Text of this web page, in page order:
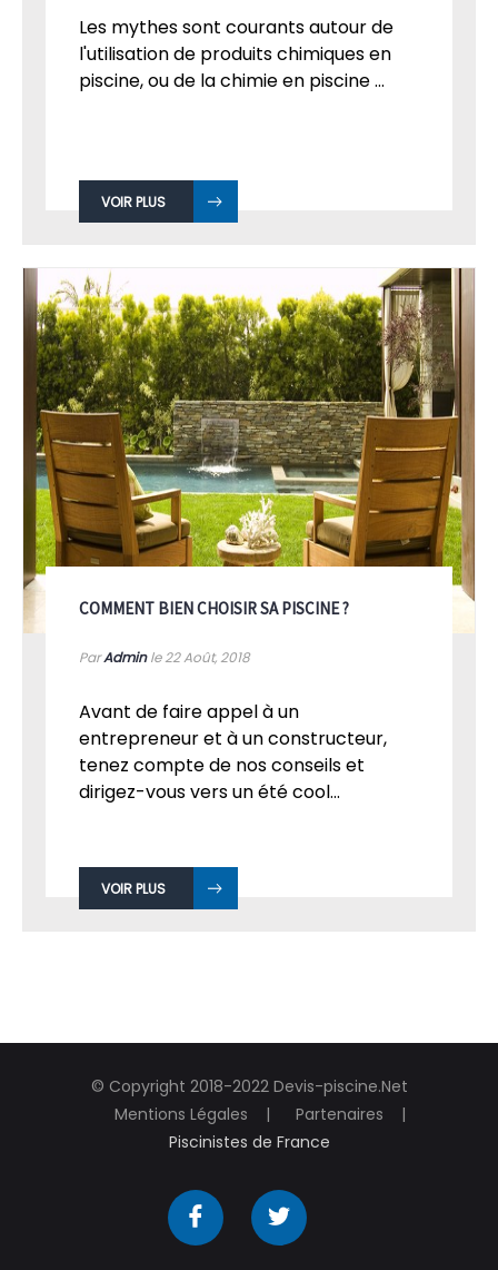
Les mythes sont courants autour de
l'utilisation de produits chimiques en
piscine, ou de la chimie en piscine ...
VOIR PLUS
COMMENT BIEN CHOISIR SA PISCINE ?
ParAdminle 22Août, 2018
Avant de faire appel à un
entrepreneur et à un constructeur,
tenez compte de nos conseils et
dirigez-vous vers un été cool...
VOIR PLUS
© Copyright 2018-2022 Devis-piscine.Net
Mentions Légales
Partenaires
Piscinistes de France